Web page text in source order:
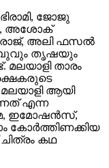
ജോജു
അശോക്
അലി ഫസൽ
തൃഷയും
താരം
മലയാളി ആയി
എന്ന
ഇമോഷൻസ്,
കോർത്തിണക്കിയ
കഥ